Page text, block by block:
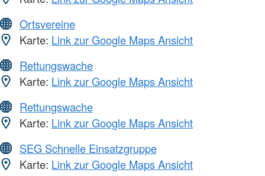
Ortsvereine
Karte: Link zur Google Maps Ansicht
Rettungswache
Karte: Link zur Google Maps Ansicht
Rettungswache
Karte: Link zur Google Maps Ansicht
SEG Schnelle Einsatzgruppe
Karte: Link zur Google Maps Ansicht